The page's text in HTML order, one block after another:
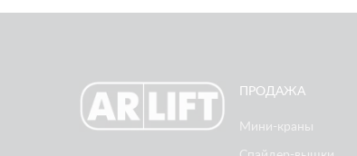
ПРОДАЖА
Мини-краны